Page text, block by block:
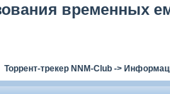
временных
Торрент-трекер NNM-Club ->